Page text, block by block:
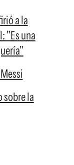
a la
"Es una
la